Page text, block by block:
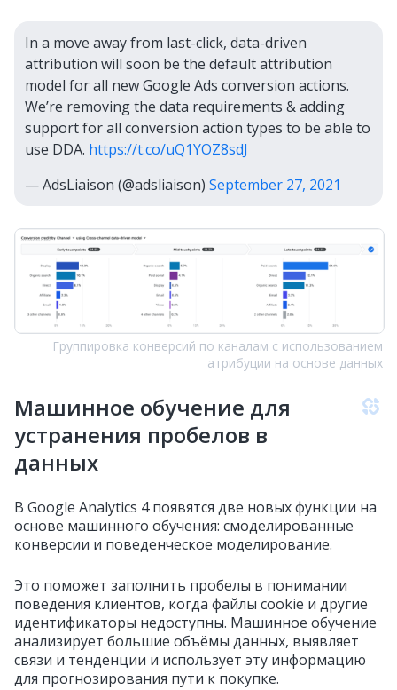
In a move away from last-click, data-driven
attribution will soon be the default attribution
model for all new Google Ads conversion actions.
We’re removing the data requirements & adding
support for all conversion action types to be able to
use DDA. https://t.co/uQ1YOZ8sdJ
— AdsLiaison (@adsliaison) September 27, 2021
Группировка конверсий по каналам с использованием
атрибуции на основе данных
Машинное обучение для
устранения пробелов в
данных
В Google Analytics 4 появятся две новых функции на
основе машинного обучения: смоделированные
конверсии и поведенческое моделирование.
Это поможет заполнить пробелы в понимании
поведения клиентов, когда файлы cookie и другие
идентификаторы недоступны. Машинное обучение
анализирует большие объёмы данных, выявляет
связи и тенденции и использует эту информацию
для прогнозирования пути к покупке.